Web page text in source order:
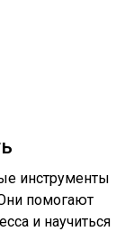
инструменты
помогают
и научиться